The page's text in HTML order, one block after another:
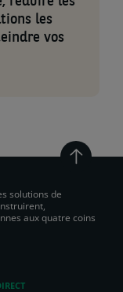
les
vos
solutions de
aux quatre coins